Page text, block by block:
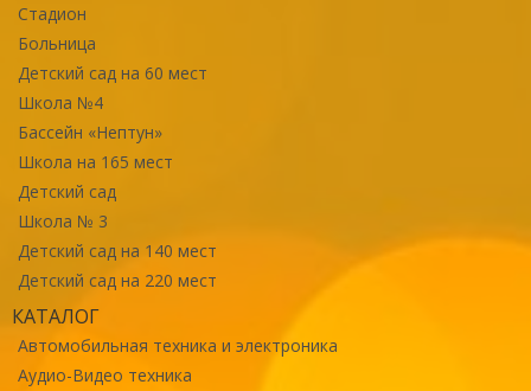
Стадион
Больница
Детский сад на 60 мест
Школа №4
Бассейн «Нептун»
Школа на 165 мест
Детский сад
Школа № 3
Детский сад на 140 мест
Детский сад на 220 мест
КАТАЛОГ
Автомобильная техника и электроника
Аудио-Видео техника